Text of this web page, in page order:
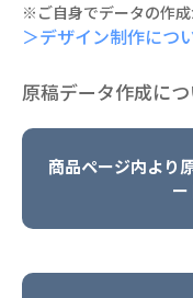
※ご自身でデータの作成
＞デザイン制作につ
原稿データ作成につ
商品ページ内より
ー